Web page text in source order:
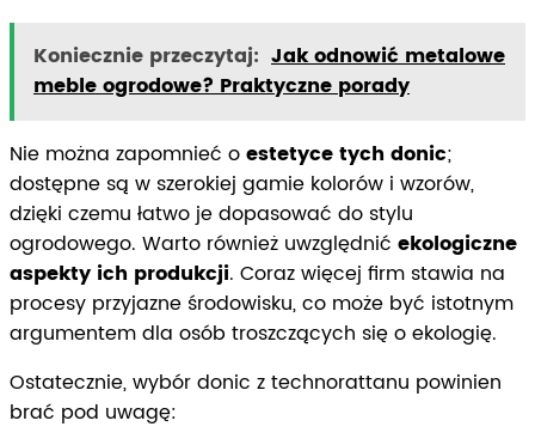
Koniecznie przeczytaj: Jak odnowić metalowe
meble ogrodowe? Praktyczne porady
Nie można zapomnieć oestetyce tych donic;
dostępne są w szerokiej gamie kolorów i wzorów,
dzięki czemu łatwo je dopasować do stylu
ogrodowego. Warto również uwzględnić ekologiczne
aspekty ich produkcji. Coraz więcej firm stawia na
procesy przyjazne środowisku, co może być istotnym
argumentem dla osób troszczących się o ekologię.
Ostatecznie, wybór donic z technorattanu powinien
brać pod uwagę: